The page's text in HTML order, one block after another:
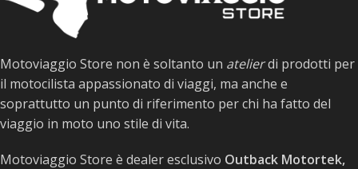
Motoviaggio Store non è soltanto un atelierdi prodotti per
il motocilista appassionato di viaggi, ma anche e
soprattutto un punto di riferimento per chi ha fatto del
viaggio in moto uno stile di vita.
Motoviaggio Store è dealer esclusivo Outback Motortek,